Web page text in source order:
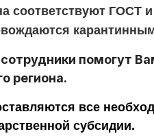
соответствуют ГОСТ и
помогут
региона.
все
субсидии.